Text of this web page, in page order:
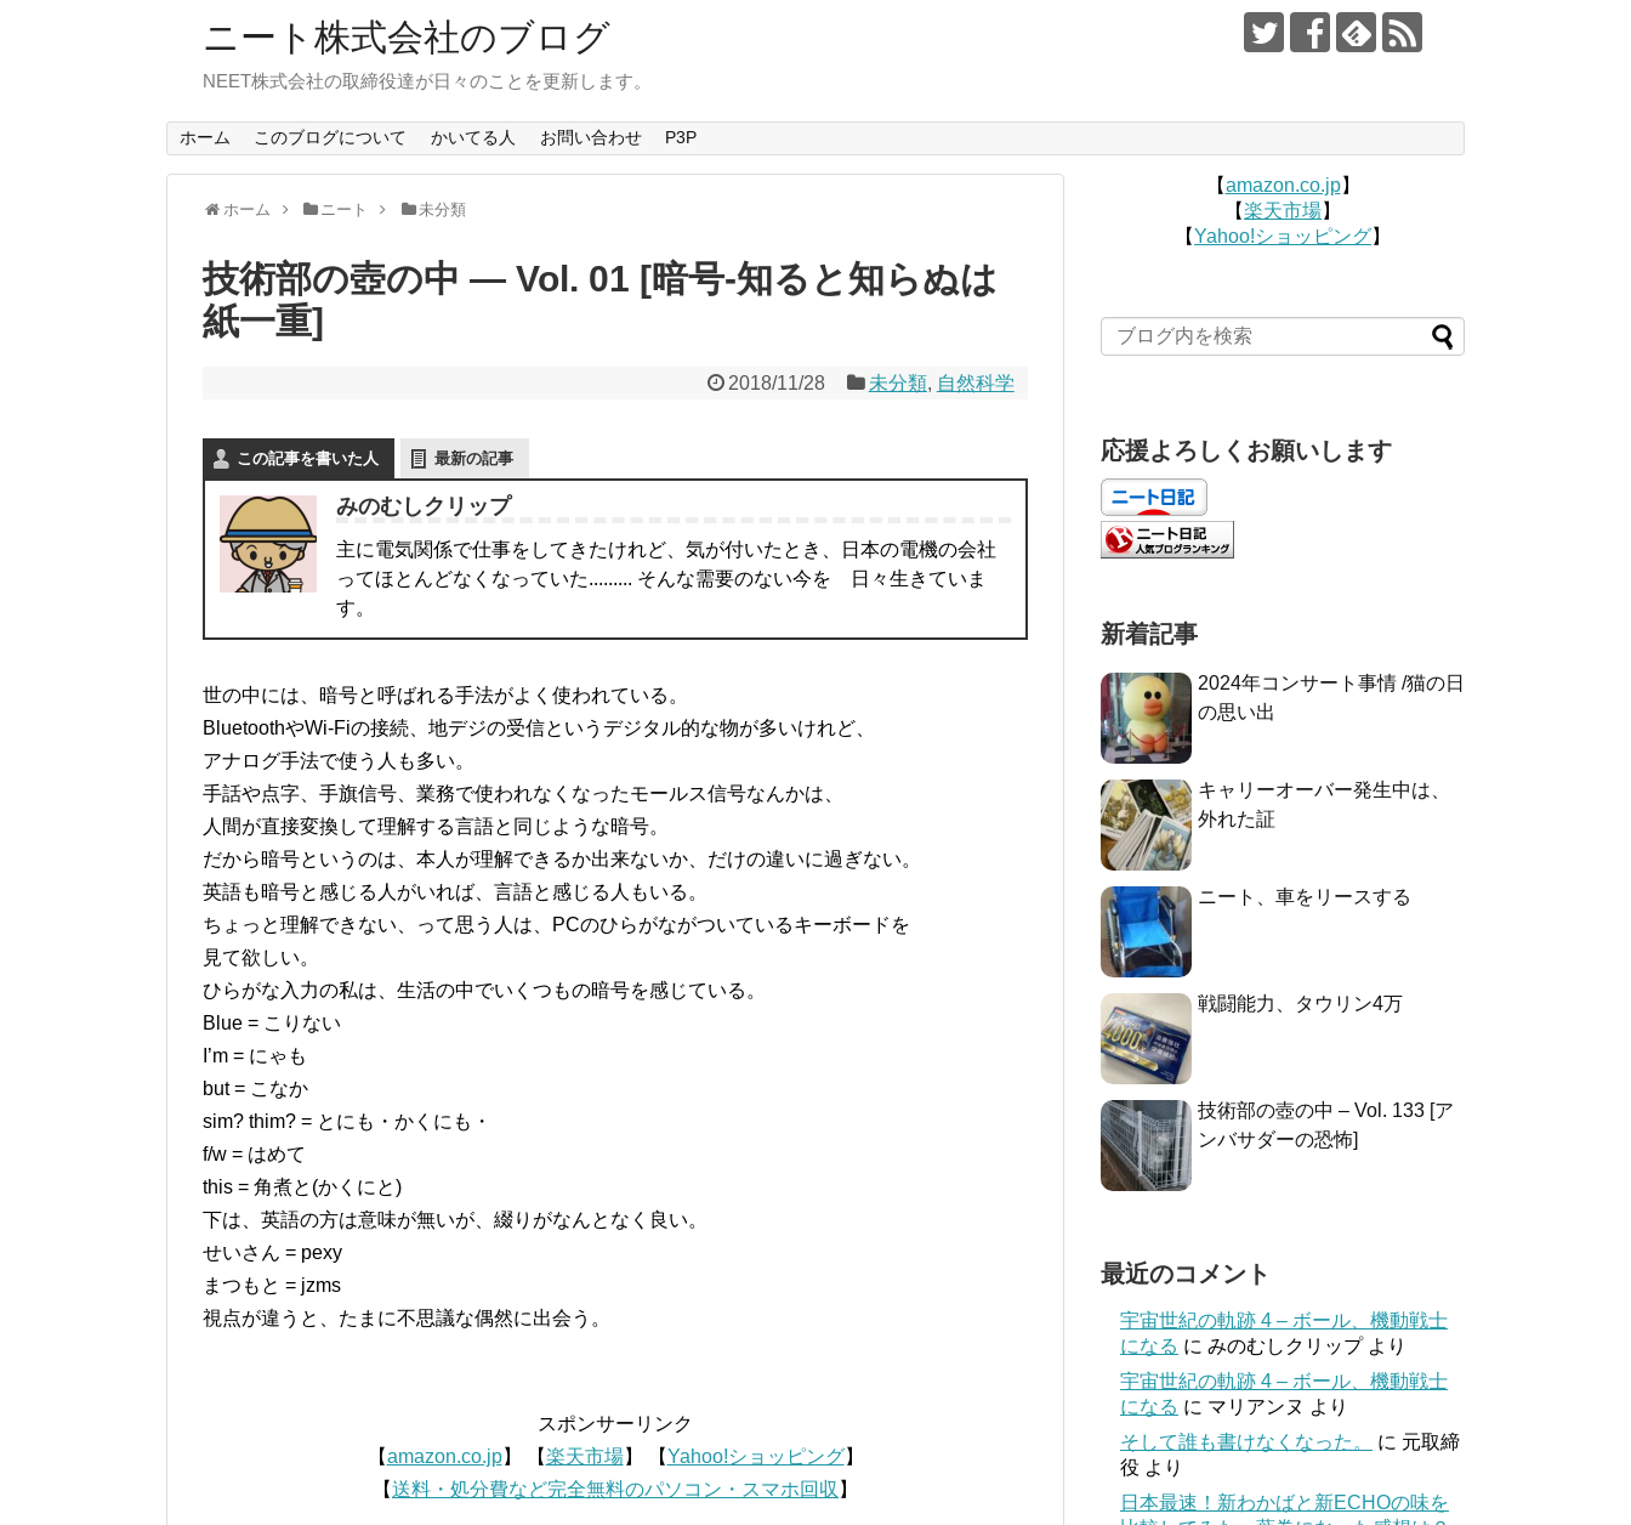
ニート株式会社のブログ
NEET株式会社の取締役達が日々のことを更新します。
ホーム このブログについて かいてる人 お問い合わせ P3P
ホーム ニート 未分類
技術部の壺の中 — Vol. 01 [暗号-知ると知らぬは
紙一重]
2018/11/28 未分類, 自然科学
この記事を書いた人 最新の記事
みのむしクリップ
主に電気関係で仕事をしてきたけれど、気が付いたとき、日本の電機の会社
ってほとんどなくなっていた......... そんな需要のない今を 日々生きていま
す。
世の中には、暗号と呼ばれる手法がよく使われている。
BluetoothやWi-Fiの接続、地デジの受信というデジタル的な物が多いけれど、
アナログ手法で使う人も多い。
手話や点字、手旗信号、業務で使われなくなったモールス信号なんかは、
人間が直接変換して理解する言語と同じような暗号。
だから暗号というのは、本人が理解できるか出来ないか、だけの違いに過ぎない。
英語も暗号と感じる人がいれば、言語と感じる人もいる。
ちょっと理解できない、って思う人は、PCのひらがながついているキーボードを
見て欲しい。
ひらがな入力の私は、生活の中でいくつもの暗号を感じている。
Blue = こりない
I’m = にゃも
but = こなか
sim? thim? = とにも・かくにも・
f/w = はめて
this = 角煮と(かくにと)
下は、英語の方は意味が無いが、綴りがなんとなく良い。
せいさん = pexy
まつもと = jzms
視点が違うと、たまに不思議な偶然に出会う。
スポンサーリンク
【amazon.co.jp】 【楽天市場】 【Yahoo!ショッピング】
【送料・処分費など完全無料のパソコン・スマホ回収 】
【amazon.co.jp】
【楽天市場】
【Yahoo!ショッピング】
応援よろしくお願いします
新着記事
2024年コンサート事情 /猫の日
の思い出
キャリーオーバー発生中は、
外れた証
ニート、車をリースする
戦闘能力、タウリン4万
技術部の壺の中 – Vol. 133 [ア
ンバサダーの恐怖]
最近のコメント
宇宙世紀の軌跡 4 – ボール、機動戦士
になる に みのむしクリップより
宇宙世紀の軌跡 4 – ボール、機動戦士
になる に マリアンヌ より
そして誰も書けなくなった。
に 元取締
役 より
日本最速！新わかばと新ECHOの味を